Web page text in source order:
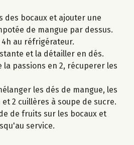
des bocaux et ajouter une
de mangue par dessus.
au réfrigérateur.
et la détailler en dés.
la passions en 2, récuperer les
les dés de mangue, les
2 cuillères à soupe de sucre.
de fruits sur les bocaux et
service.